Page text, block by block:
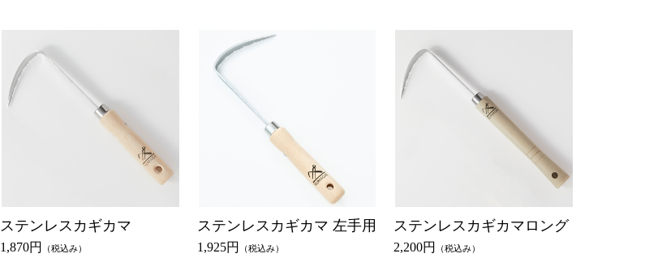
ステンレスカギカマ
1,870円 （税込み）
ステンレスカギカマ 左手用
1,925円 （税込み）
ステンレスカギカマロング
2,200円 （税込み）